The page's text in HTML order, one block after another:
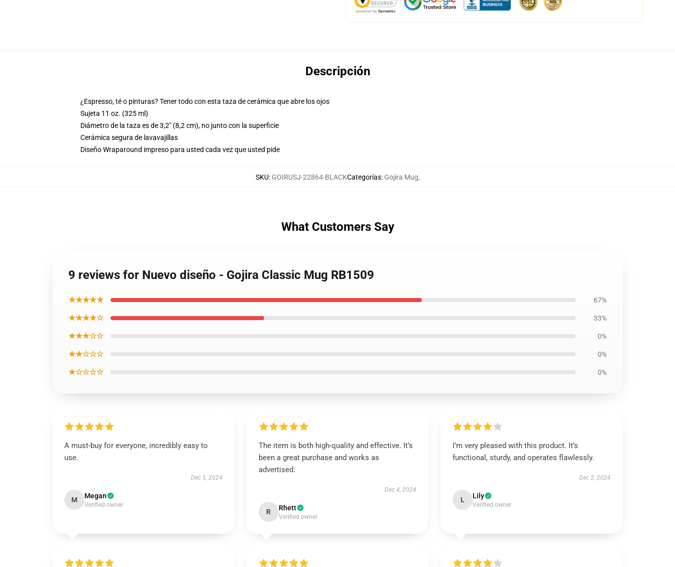
Descripción
¿Espresso, té o pinturas? Tener todo con esta taza de cerámica que abre los ojos
Sujeta 11 oz. (325 ml)
Diámetro de la taza es de 3,2" (8,2 cm), no junto con la superficie
Cerámica segura de lavavajillas
Diseño Wraparound impreso para usted cada vez que usted pide
SKU: GOIRUSJ-22864-BLACKCategorías: Gojira Mug,
What Customers Say
9 reviews for Nuevo diseño - Gojira Classic Mug RB1509
★★★★★ 67%
★★★★☆ 33%
★★★☆☆ 0%
★★☆☆☆ 0%
★☆☆☆☆ 0%
A must-buy for everyone, incredibly easy to
use.
Dec 5, 2024
M Megan
Verified owner
The item is both high-quality and effective. It’s
been a great purchase and works as
advertised.
Dec 4, 2024
R Rhett
Verified owner
I’m very pleased with this product. It’s
functional, sturdy, and operates flawlessly.
Dec 2, 2024
L Lily
Verified owner